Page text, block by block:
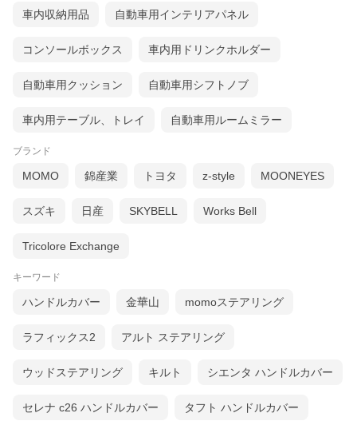
車内収納用品 自動車用インテリアパネル
コンソールボックス 車内用ドリンクホルダー
自動車用クッション 自動車用シフトノブ
車内用テーブル、トレイ 自動車用ルームミラー
ブランド
MOMO 錦産業 トヨタ z-style MOONEYES
スズキ 日産 SKYBELL Works Bell
Tricolore Exchange
キーワード
ハンドルカバー 金華山 momoステアリング
ラフィックス2 アルト ステアリング
ウッドステアリング キルト シエンタ ハンドルカバー
セレナ c26 ハンドルカバー タフト ハンドルカバー